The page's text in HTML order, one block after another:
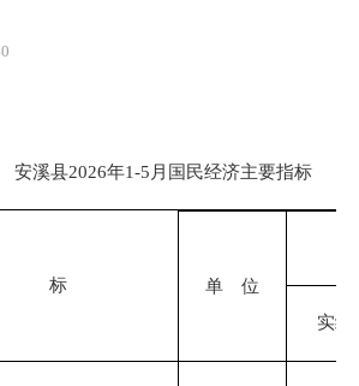
安溪县2026年1-5月国民经济主要指标
标
单 位
实绩